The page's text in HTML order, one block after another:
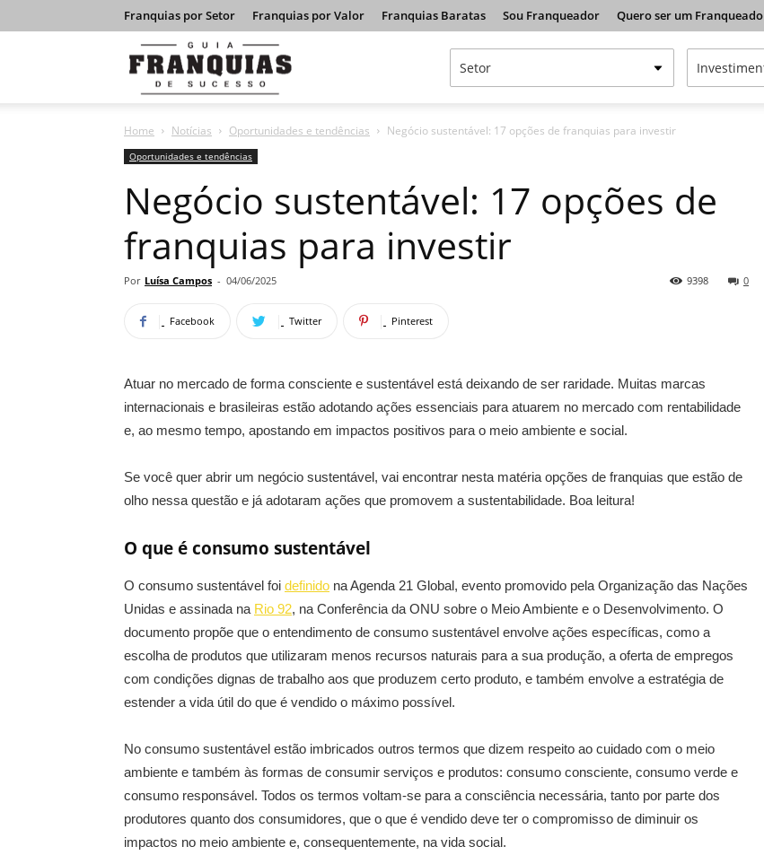
Franquias por Setor Franquias por Valor Franquias Baratas Sou Franqueador Quero ser um Franqueado
Franquias
de
Home Notícias Oportunidades e tendências Negócio sustentável: 17 opções de franquias para investir
Oportunidades e tendências
Negócio sustentável: 17 opções de
franquias para investir
Por Luísa Campos - 04/06/2025 0
9398
Facebook Twitter Pinterest
Atuar no mercado de forma consciente e sustentável está deixando de ser raridade. Muitas marcas
internacionais e brasileiras estão adotando ações essenciais para atuarem no mercado com rentabilidade
e, ao mesmo tempo, apostando em impactos positivos para o meio ambiente e social.
Se você quer abrir um negócio sustentável, vai encontrar nesta matéria opções de franquias que estão de
olho nessa questão e já adotaram ações que promovem a sustentabilidade. Boa leitura!
O que é consumo sustentável
O consumo sustentável foi definido na Agenda 21 Global, evento promovido pela Organização das Nações
Unidas e assinada na Rio 92, na Conferência da ONU sobre o Meio Ambiente e o Desenvolvimento. O
documento propõe que o entendimento de consumo sustentável envolve ações específicas, como a
escolha de produtos que utilizaram menos recursos naturais para a sua produção, a oferta de empregos
com condições dignas de trabalho aos que produzem certo produto, e também envolve a estratégia de
estender a vida útil do que é vendido o máximo possível.
No consumo sustentável estão imbricados outros termos que dizem respeito ao cuidado com o meio
ambiente e também às formas de consumir serviços e produtos: consumo consciente, consumo verde e
consumo responsável. Todos os termos voltam-se para a consciência necessária, tanto por parte dos
produtores quanto dos consumidores, que o que é vendido deve ter o compromisso de diminuir os
impactos no meio ambiente e, consequentemente, na vida social.